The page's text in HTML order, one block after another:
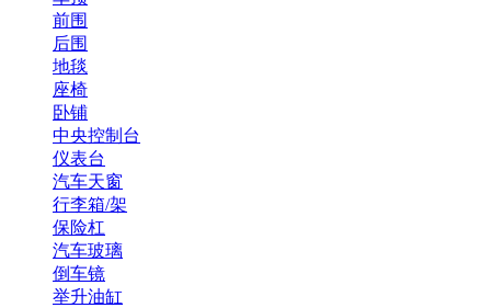
前围
后围
地毯
座椅
卧铺
中央控制台
仪表台
汽车天窗
行李箱/架
保险杠
汽车玻璃
倒车镜
举升油缸